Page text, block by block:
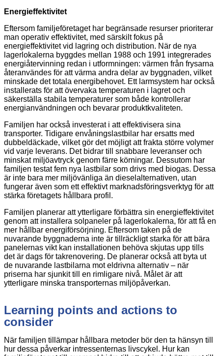
Energieffektivitet
Eftersom familjeföretaget har begränsade resurser prioriterar
man operativ effektivitet, med särskilt fokus på
energieffektivitet vid lagring och distribution. När de nya
lagerlokalerna byggdes mellan 1988 och 1991 integrerades
energiåtervinning redan i utformningen: värmen från frysarna
återanvändes för att värma andra delar av byggnaden, vilket
minskade det totala energibehovet. Ett larmsystem har också
installerats för att övervaka temperaturen i lagret och
säkerställa stabila temperaturer som både kontrollerar
energianvändningen och bevarar produktkvaliteten.
Familjen har också investerat i att effektivisera sina
transporter. Tidigare envåningslastbilar har ersatts med
dubbeldäckade, vilket gör det möjligt att frakta större volymer
vid varje leverans. Det bidrar till snabbare leveranser och
minskat miljöavtryck genom färre körningar. Dessutom har
familjen testat fem nya lastbilar som drivs med biogas. Dessa
är inte bara mer miljövänliga än dieselalternativen, utan
fungerar även som ett effektivt marknadsföringsverktyg för att
stärka företagets hållbara profil.
Familjen planerar att ytterligare förbättra sin energieffektivitet
genom att installera solpaneler på lagerlokalerna, för att få en
mer hållbar energiförsörjning. Eftersom taken på de
nuvarande byggnaderna inte är tillräckligt starka för att bära
panelernas vikt kan installationen behöva skjutas upp tills
det är dags för takrenovering. De planerar också att byta ut
de nuvarande lastbilarna mot eldrivna alternativ – när
priserna har sjunkit till en rimligare nivå. Målet är att
ytterligare minska transporternas miljöpåverkan.
Learning points and actions to
consider
När familjen tillämpar hållbara metoder bör den ta hänsyn till
hur dessa påverkar intressenternas livscykel. Hur kan